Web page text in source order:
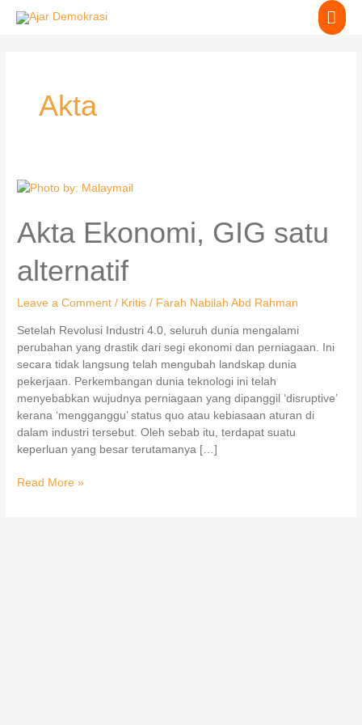
Akta
Akta Ekonomi, GIG satu
alternatif
Leave a Comment / Kritis / Farah Nabilah Abd Rahman
Setelah Revolusi Industri 4.0, seluruh dunia mengalami
perubahan yang drastik dari segi ekonomi dan perniagaan. Ini
secara tidak langsung telah mengubah landskap dunia
pekerjaan. Perkembangan dunia teknologi ini telah
menyebabkan wujudnya perniagaan yang dipanggil ‘disruptive’
kerana ‘mengganggu’ status quo atau kebiasaan aturan di
dalam industri tersebut. Oleh sebab itu, terdapat suatu
keperluan yang besar terutamanya […]
Akta
GIG
satu
Read More »